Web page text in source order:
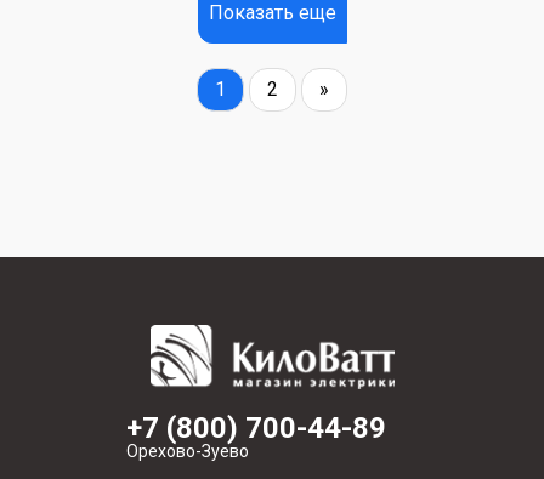
Показать еще
1 2 »
+7 (800) 700-44-89
Орехово-Зуево